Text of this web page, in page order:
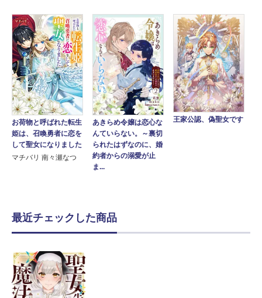
お荷物と呼ばれた転生
姫は、召喚勇者に恋を
して聖女になりました
マチバリ 南々瀬なつ
あきらめ令嬢は恋心な
んていらない。～裏切
られたはずなのに、婚
約者からの溺愛が止
ま...
王家公認、偽聖女です
最近チェックした商品